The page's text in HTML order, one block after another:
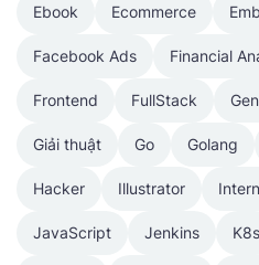
Ebook Ecommerce
Facebook Ads Financial
Frontend FullStack
Giải thuật Go Golang
Hacker Illustrator
JavaScript Jenkins K8s